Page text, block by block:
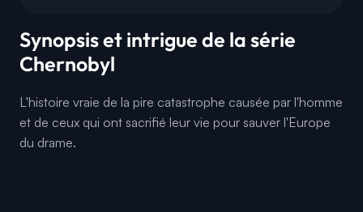
Synopsis et intrigue de la série
Chernobyl
L'histoire vraie de la pire catastrophe causée par l'homme
et de ceux qui ont sacrifié leur vie pour sauver l'Europe
du drame.